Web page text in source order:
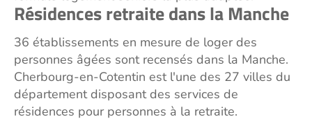
Résidences retraite dans la Manche
36 établissements en mesure de loger des
personnes âgées sont recensés dans la Manche.
Cherbourg-en-Cotentin est l'une des 27 villes du
département disposant des services de
résidences pour personnes à la retraite.